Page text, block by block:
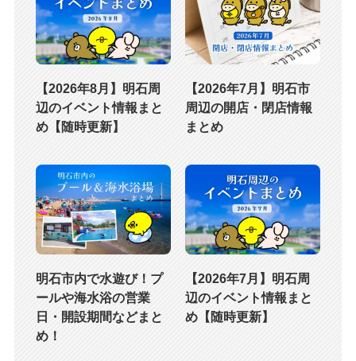
【2026年8月】明石周
辺のイベント情報まと
め【随時更新】
【2026年7月】明石市
周辺の開店・閉店情報
まとめ
明石市内で水遊び！プ
ールや海水浴の営業
日・開設期間などまと
め！
【2026年7月】明石周
辺のイベント情報まと
め【随時更新】